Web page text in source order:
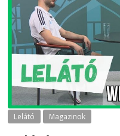
Lelátó Magazinok